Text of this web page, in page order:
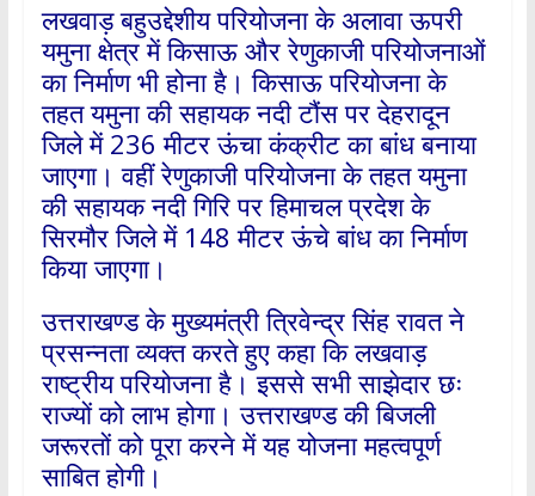
लखवाड़ बहुउद्देशीय परियोजना के अलावा ऊपरी
यमुना क्षेत्र में किसाऊ और रेणुकाजी परियोजनाओं
का निर्माण भी होना है। किसाऊ परियोजना के
तहत यमुना की सहायक नदी टौंस पर देहरादून
जिले में 236 मीटर ऊंचा कंक्रीट का बांध बनाया
जाएगा। वहीं रेणुकाजी परियोजना के तहत यमुना
की सहायक नदी गिरि पर हिमाचल प्रदेश के
सिरमौर जिले में 148 मीटर ऊंचे बांध का निर्माण
किया जाएगा।
उत्तराखण्ड के मुख्यमंत्री त्रिवेन्द्र सिंह रावत ने
प्रसन्नता व्यक्त करते हुए कहा कि लखवाड़
राष्ट्रीय परियोजना है। इससे सभी साझेदार छः
राज्यों को लाभ होगा। उत्तराखण्ड की बिजली
जरूरतों को पूरा करने में यह योजना महत्वपूर्ण
साबित होगी।